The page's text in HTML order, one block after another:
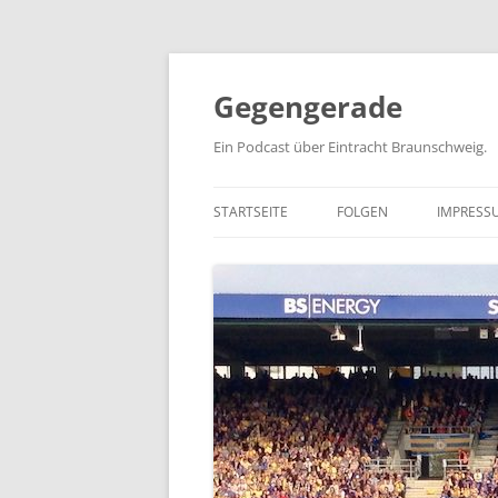
Zum
Gegengerade
Ein Podcast über Eintracht Braunschweig.
STARTSEITE FOLGEN